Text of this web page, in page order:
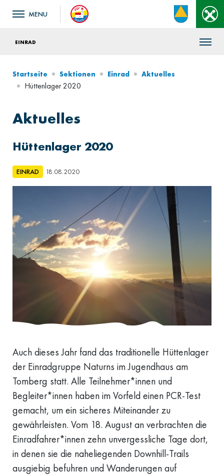
EINRAD
Startseite Sektionen Einrad Aktuelles
Hüttenlager 2020
Aktuelles
Hüttenlager 2020
EINRAD 18.08.2020
Auch dieses Jahr fand das traditionelle Hüttenlager
der Einradgruppe Naturns im Jugendhaus am
Tomberg statt. Alle Teilnehmer*innen und
Begleiter*innen haben im Vorfeld einen PCR-Test
gemacht, um ein sicheres Miteinander zu
gewährleisten. Vom 18. August an verbrachten die
Einradfahrer*innen zehn unvergessliche Tage dort,
in denen sie die naheliegenden Downhill-Trails
ausgiebig befuhren und Wanderungen auf